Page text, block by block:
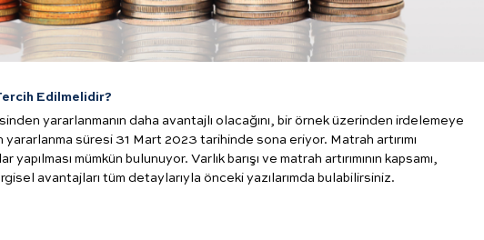
Tercih Edilmelidir?
yararlanmanın daha avantajlı olacağını, bir örnek üzerinden irdelemeye
yararlanma süresi 31 Mart 2023 tarihinde sona eriyor. Matrah artırımı
mümkün bulunuyor. Varlık barışı ve matrah artırımının kapsamı,
avantajları tüm detaylarıyla önceki yazılarımda bulabilirsiniz.